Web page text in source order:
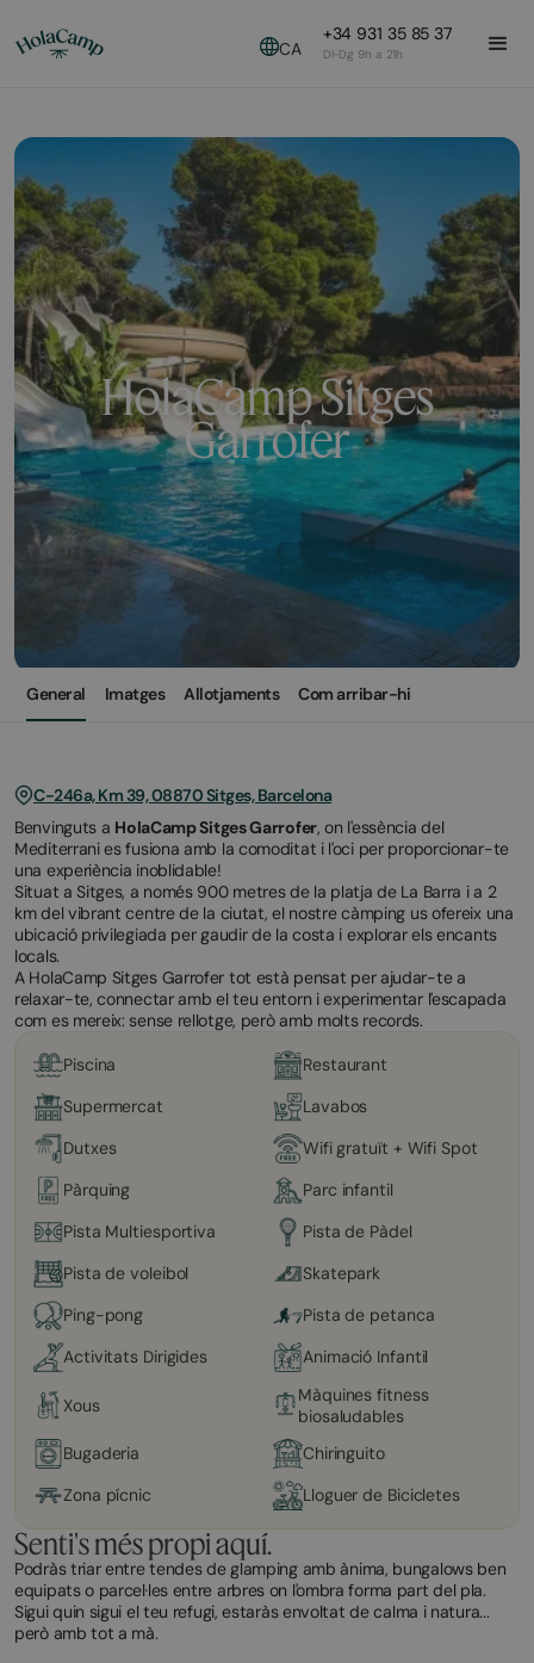
CA
+34 931 35 85 37
Dl-Dg 9h a 21h
HolaCamp Sitges
Garrofer
General Imatges Allotjaments Com arribar-hi
C-246a, Km 39, 08870 Sitges, Barcelona
Benvinguts a HolaCamp Sitges Garrofer, on l'essència del
Mediterrani es fusiona amb la comoditat i l'oci per proporcionar-te
una experiència inoblidable!
Situat a Sitges, a només 900 metres de la platja de La Barra i a 2
km del vibrant centre de la ciutat, el nostre càmping us ofereix una
ubicació privilegiada per gaudir de la costa i explorar els encants
locals.
A HolaCamp Sitges Garrofer tot està pensat per ajudar-te a
relaxar-te, connectar amb el teu entorn i experimentar l'escapada
com es mereix: sense rellotge, però amb molts records.
Piscina
Restaurant
Supermercat
Lavabos
Dutxes
Wifi gratuït + Wifi Spot
Pàrquing
Parc infantil
Pista Multiesportiva
Pista de Pàdel
Pista de voleibol
Skatepark
Ping-pong
Pista de petanca
Activitats Dirigides
Animació Infantil
Xous
Màquines fitness
biosaludables
Bugaderia
Chiringuito
Zona pícnic
Lloguer de Bicicletes
Senti's més propi aquí.
Podràs triar entre tendes de glamping amb ànima, bungalows ben
equipats o parcel·les entre arbres on l'ombra forma part del pla.
Sigui quin sigui el teu refugi, estaràs envoltat de calma i natura...
però amb tot a mà.